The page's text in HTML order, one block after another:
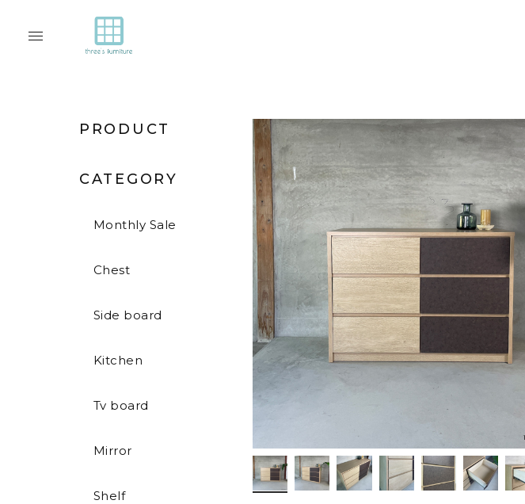
PRODUCT
CATEGORY
Monthly Sale
Chest
Side board
Kitchen
Tv board
Mirror
Shelf